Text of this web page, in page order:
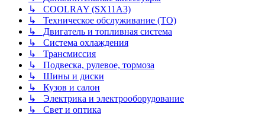
↳ COOLRAY (SX11A3)
↳ Техническое обслуживание (ТО)
↳ Двигатель и топливная система
↳ Система охлаждения
↳ Трансмиссия
↳ Подвеска, рулевое, тормоза
↳ Шины и диски
↳ Кузов и салон
↳ Электрика и электрооборудование
↳ Свет и оптика